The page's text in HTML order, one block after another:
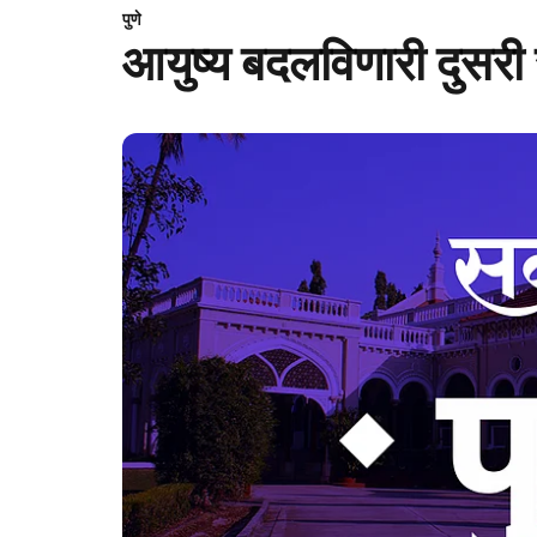
पुणे
आयुष्य बदलविणारी